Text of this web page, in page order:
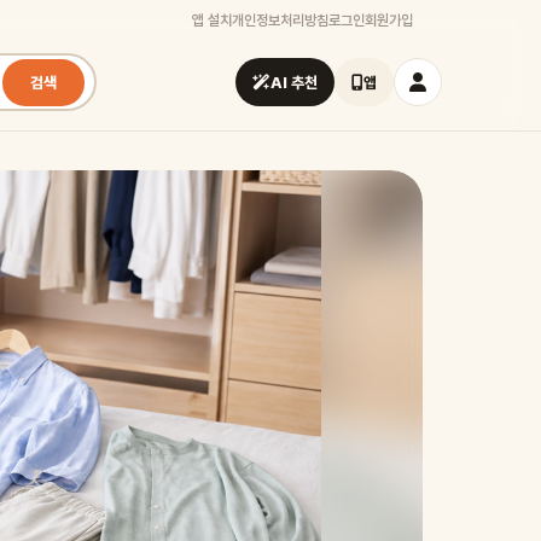
앱 설치 개인정보처리방침로그인회원가입
검색 AI 추천 앱